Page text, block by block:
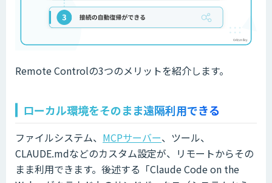
Remote Controlの3つのメリットを紹介します。
ローカル環境をそのまま遠隔利用できる
ファイルシステム、 MCPサーバー、ツール、
CLAUDE.mdなどのカスタム設定が、リモートからその
まま利用できます。後述する「Claude Code on the